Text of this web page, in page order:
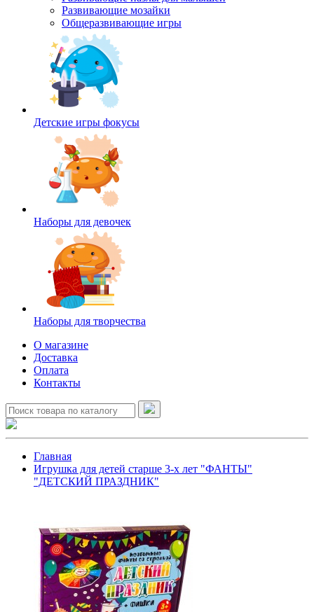
Развивающие мозайки
Общеразвивающие игры
Детские игры фокусы
Наборы для девочек
Наборы для творчества
О магазине
Доставка
Оплата
Контакты
Главная
Игрушка для детей старше 3-х лет "ФАНТЫ"
"ДЕТСКИЙ ПРАЗДНИК"